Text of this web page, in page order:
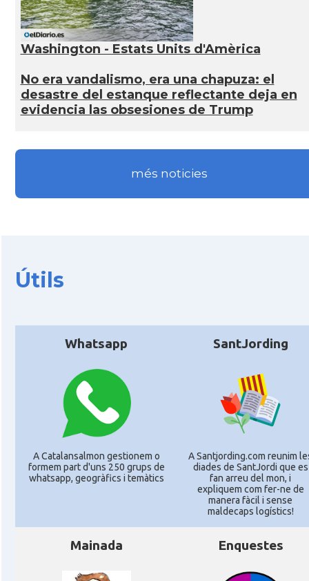
Washington - Estats Units d'Amèrica
No era vandalismo, era una chapuza: el
desastre del estanque reflectante deja en
evidencia las obsesiones de Trump
més noticies
Útils
Whatsapp
A Catalansalmon gestionem o
formem part d'uns 250 grups de
whatsapp, geogràfics i temàtics
SantJording
A Santjording.com reunim
diades de SantJordi que es
fan arreu del mon, i
expliquem com fer-ne de
manera fàcil i sense
maldecaps logí­stics!
Mainada Enquestes